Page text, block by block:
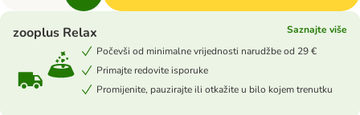
zooplus Relax
Saznajte više
Počevši od minimalne vrijednosti narudžbe od 29 €
Primajte redovite isporuke
Promijenite, pauzirajte ili otkažite u bilo kojem trenutku